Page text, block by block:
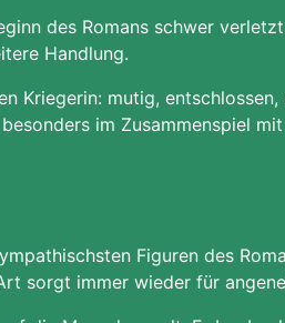
des Romans schwer
Handlung.
Kriegerin: mutig,
im Zusammenspiel
Figuren des
sorgt immer wieder für